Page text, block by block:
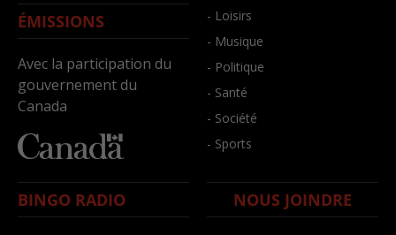
ÉMISSIONS
Avec la participation du
gouvernement du
Canada
- Loisirs
- Musique
- Politique
- Santé
- Société
- Sports
BINGO RADIO NOUS JOINDRE